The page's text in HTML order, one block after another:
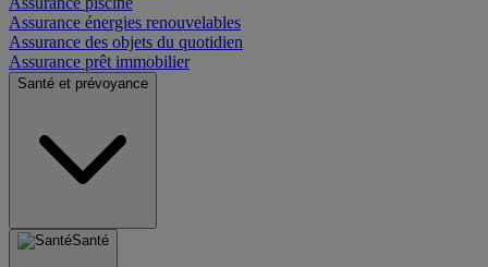
Assurance énergies renouvelables
Assurance des objets du quotidien
Assurance prêt immobilier
Santé et prévoyance
Santé